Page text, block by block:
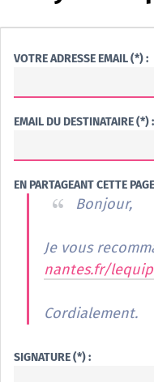
VOTRE ADRESSE EMAIL (*) :
EMAIL DU DESTINATAIRE (*) :
EN PARTAGEANT CETTE
Bonjour,
nantes.fr/
Cordialement.
SIGNATURE (*) :